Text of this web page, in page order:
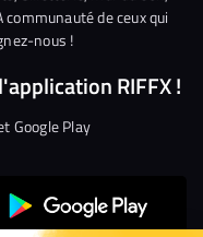
de ceux qui
nous !
RIFFX !
Google Play